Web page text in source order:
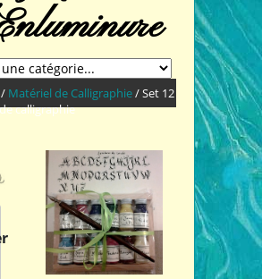
/ Matériel de Calligraphie/ Set 12
calligraphie